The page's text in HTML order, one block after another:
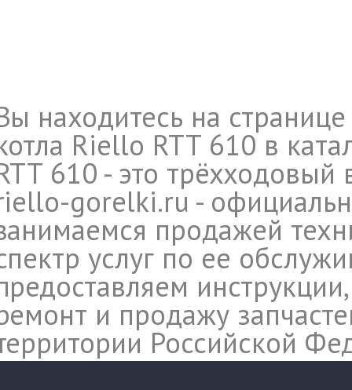
находитесь на
Riello RTT 610 в
610 - это трёхходовый
gorelki.ru -
продажей
услуг по ее
и продажу
Российской